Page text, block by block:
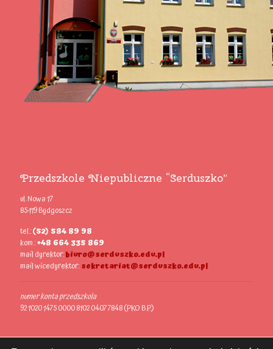
Przedszkole Niepubliczne “Serduszko”
ul. Nowa 17
85-119 Bydgoszcz
tel.:(52) 584 89 98
kom.:+48 664 335 869
mail dyrektor:biuro@serduszko.edu.pl
mail wicedyrektor:sekretariat@serduszko.edu.pl
numer konta przedszkola
92 1020 1475 0000 8102 0407 7848 (PKO B.P.)